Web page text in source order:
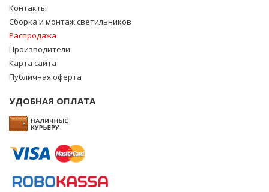
Контакты
Сборка и монтаж светильников
Распродажа
Производители
Карта сайта
Публичная оферта
УДОБНАЯ ОПЛАТА